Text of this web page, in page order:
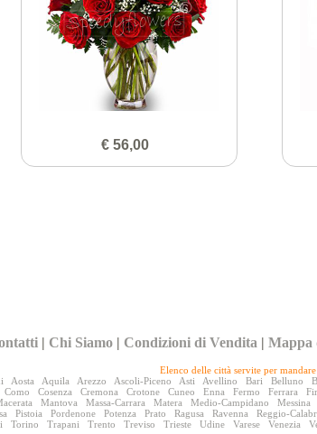
€ 56,00
| Chi Siamo | Condizioni di Vendita |Mappa
Elenco delle città servite per
Aosta Aquila Arezzo Ascoli-Piceno Asti Avellino Bari Belluno
Como Cosenza Cremona Crotone Cuneo Enna Fermo Ferrara
Mantova Massa-Carrara Matera Medio-Campidano Messina
Pistoia Pordenone Potenza Prato Ragusa Ravenna Reggio-
Torino Trapani Trento Treviso Trieste Udine Varese Venezia